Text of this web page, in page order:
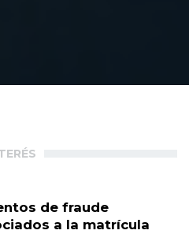
de fraude
a la matrícula